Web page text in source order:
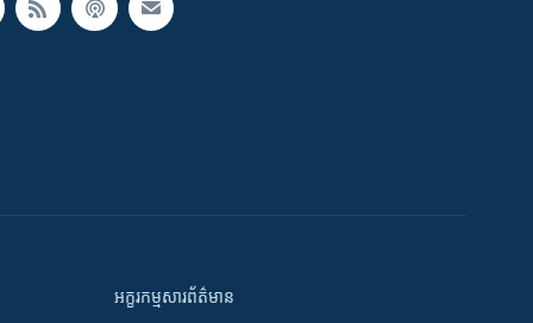
អក្ខរកម្មសារព័ត៌មាន